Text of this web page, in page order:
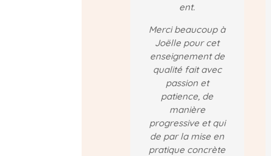
ent.
Merci beaucoup à
Joëlle pour cet
enseignement de
qualité fait avec
passion et
patience, de
manière
progressive et qui
de par la mise en
pratique concrète